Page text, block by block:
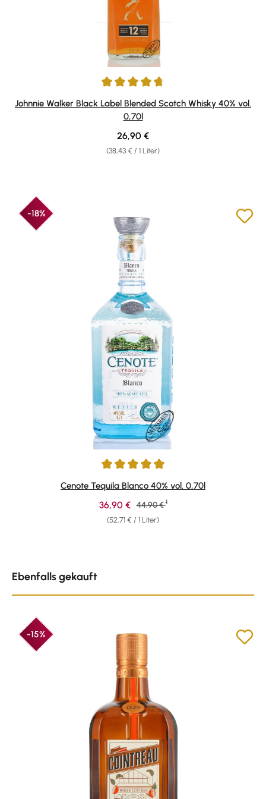
Durchschnittliche Bewertung von 4.8 von 5 Sternen
Johnnie Walker Black Label Blended Scotch Whisky 40% vol.
0,70l
(38,43 € / 1 Liter)
Regulärer Preis:
26,90 €
-18%
Durchschnittliche Bewertung von 5 von 5 Sternen
Cenote Tequila Blanco 40% vol. 0,70l
(52,71 € / 1 Liter)
Verkaufspreis:
36,90 € Regulärer Preis:
44,90 € 1
Ebenfalls gekauft
-15%